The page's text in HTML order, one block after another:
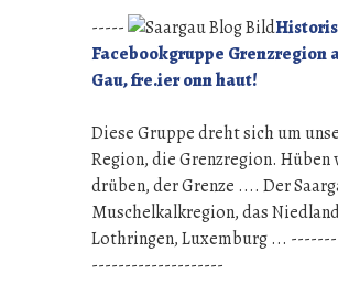
-----
Facebookgruppe Grenzregion
Gau, fre.ier onn haut!
Diese Gruppe dreht sich um
Region, die Grenzregion. Hüben
drüben, der Grenze .... Der
Muschelkalkregion, das
Lothringen, Luxemburg ...
--------------------